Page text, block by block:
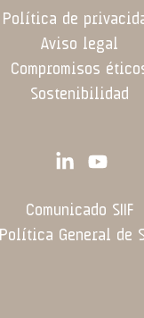
Política de
Aviso legal
Compromisos
Sostenibilidad
Comunicado SIIF
Política General de